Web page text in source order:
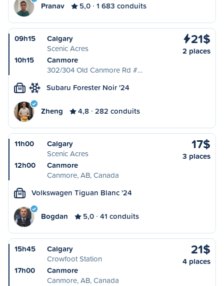
Pranav 5,0 1 683 conduits
09h15
Calgary
Scenic Acres
10h15
Canmore
302/304 Old Canmore Rd #…
21$
2 places
M Subaru Forester Noir '24
Zheng 4,8 282 conduits
11h00
Calgary
Scenic Acres
12h00
Canmore
Canmore, AB, Canada
17$
3 places
M Volkswagen Tiguan Blanc '24
Bogdan 5,0 41 conduits
15h45
Calgary
Crowfoot Station
17h00
Canmore
Canmore, AB, Canada
21$
4 places